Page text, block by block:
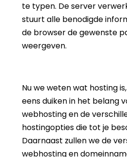
te typen. De server
stuurt alle benodigde
de browser de gewenste
weergeven.
Nu we weten wat hosting
eens duiken in het belang
webhosting en de
hostingopties die tot je
Daarnaast zullen we de
webhosting en